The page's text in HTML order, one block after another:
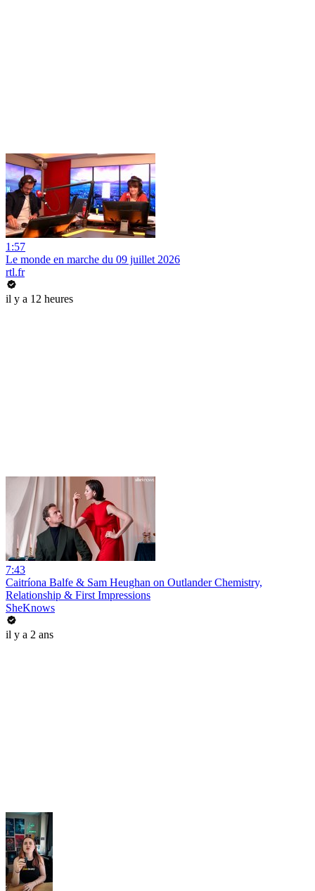
1:57
Le monde en marche du 09 juillet 2026
rtl.fr
il y a 12 heures
7:43
Caitríona Balfe & Sam Heughan on Outlander Chemistry,
Relationship & First Impressions
SheKnows
il y a 2 ans